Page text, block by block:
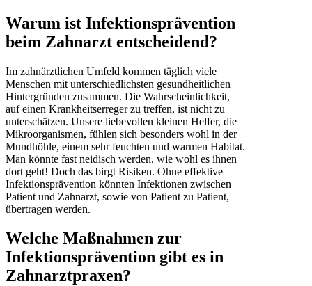
Warum ist Infektionsprävention
beim Zahnarzt entscheidend?
Im zahnärztlichen Umfeld kommen täglich viele
Menschen mit unterschiedlichsten gesundheitlichen
Hintergründen zusammen. Die Wahrscheinlichkeit,
auf einen Krankheitserreger zu treffen, ist nicht zu
unterschätzen. Unsere liebevollen kleinen Helfer, die
Mikroorganismen, fühlen sich besonders wohl in der
Mundhöhle, einem sehr feuchten und warmen Habitat.
Man könnte fast neidisch werden, wie wohl es ihnen
dort geht! Doch das birgt Risiken. Ohne effektive
Infektionsprävention könnten Infektionen zwischen
Patient und Zahnarzt, sowie von Patient zu Patient,
übertragen werden.
Welche Maßnahmen zur
Infektionsprävention gibt es in
Zahnarztpraxen?